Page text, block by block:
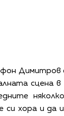
Димитров
сцена в
си хора и да